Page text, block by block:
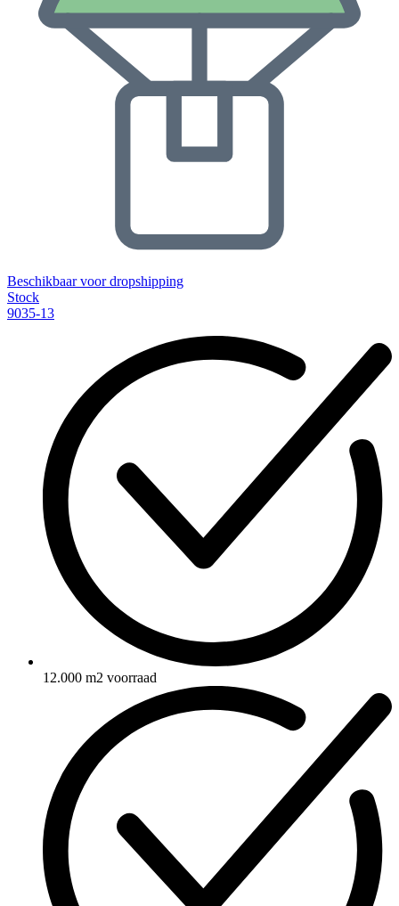
Beschikbaar voor dropshipping
Stock
9035-13
12.000 m2 voorraad